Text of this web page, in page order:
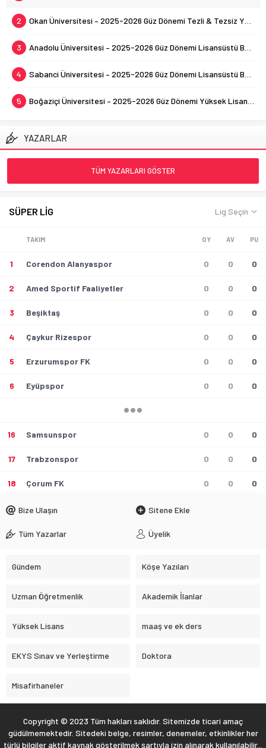
2 Okan Üniversitesi – 2025-2026 Güz Dönemi Tezli & Tezsiz Yüksek Lisans Başvurulari
3 Anadolu Üniversitesi – 2025-2026 Güz Dönemi Lisansüstü Başvuru Duyurusu
4 Sabanci Üniversitesi – 2025-2026 Güz Dönemi Lisansüstü Başvurulari
5 Boğaziçi Üniversitesi – 2025-2026 Güz Dönemi Yüksek Lisans Başvurulari
YAZARLAR
TÜM YAZARLARI GÖSTER
Lig Seçin
SÜPER LİG
TAKIM OY AV PU
1 Corendon Alanyaspor 0 0 0
2 Amed Sportif Faaliyetler 0 0 0
3 Beşiktaş 0 0 0
4 Çaykur Rizespor 0 0 0
5 Erzurumspor FK 0 0 0
6 Eyüpspor 0 0 0
16 Samsunspor 0 0 0
17 Trabzonspor 0 0 0
18 Çorum FK 0 0 0
Bize Ulaşın Sitene Ekle
Tüm Yazarlar Üyelik
Gündem Köşe Yazıları
Uzman Öğretmenlik Akademik İlanlar
Yüksek Lisans maaş ve ek ders
EKYS Sınav ve Yerleştirme Doktora
Misafirhaneler
Copyright © 2023 Tüm hakları saklıdır. Sitemizde ticari amaç
güdülmemektedir. Sitedeki belge, resimler, denemeler, etkinlikler her
türlü bilgiler aktif kaynak gösterilmek şartıyla izin alınarak kullanılabilir...